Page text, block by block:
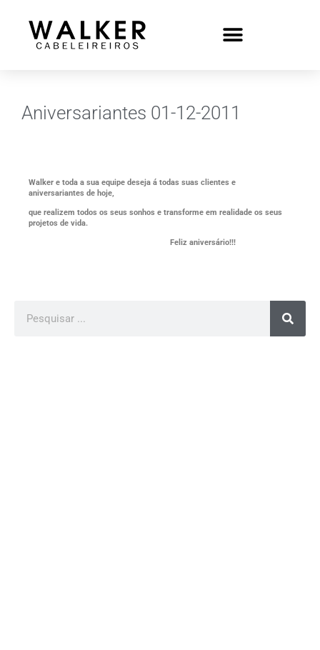
Aniversariantes 01-12-2011
Walker e toda a sua equipe deseja á todas suas clientes e
aniversariantes de hoje,
que realizem todos os seus sonhos e transforme em realidade os seus
projetos de vida.
Feliz aniversário!!!